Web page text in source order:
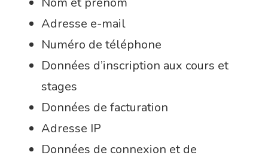
Adresse e-mail
Numéro de téléphone
Données d’inscription aux cours et
stages
Données de facturation
Adresse IP
Données de connexion et de